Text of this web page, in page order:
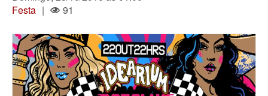
Festa | 91